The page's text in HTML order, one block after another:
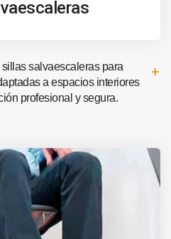
salvaescaleras para
a espacios interiores
profesional y segura.